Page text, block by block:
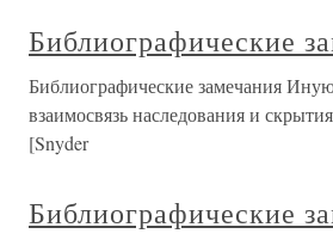
Библиографические
Библиографические замечания
взаимосвязь наследования и
[Snyder
Библиографические